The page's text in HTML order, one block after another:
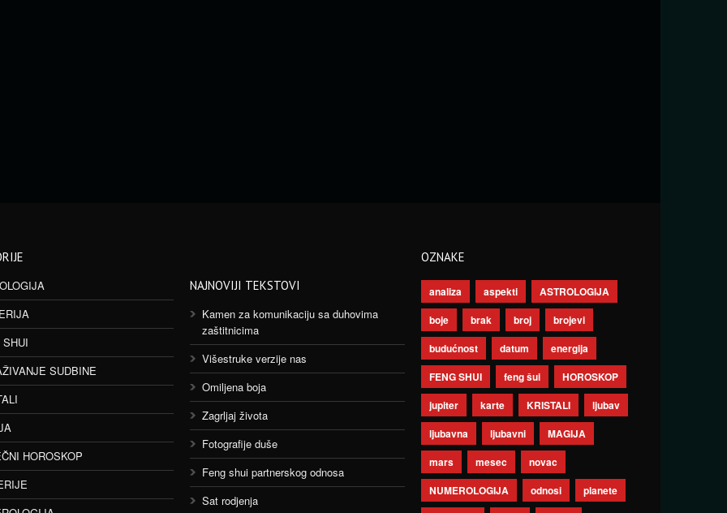
SUDBINE
HOROSKOP
NAJNOVIJI TEKSTOVI
Kamen za komunikaciju sa duhovima
zaštitnicima
Višestruke verzije nas
Omiljena boja
Zagrljaj života
Fotografije duše
Feng shui partnerskog odnosa
Sat rodjenja
OZNAKE
analiza aspekti
ASTROLOGIJA
boje
brak broj
brojevi
budućnost
datum
energija
FENG SHUI
feng šui
HOROSKOP
jupiter
karte KRISTALI
ljubav
ljubavna
ljubavni
MAGIJA
mars
mesec
novac
NUMEROLOGIJA
odnosi
planete